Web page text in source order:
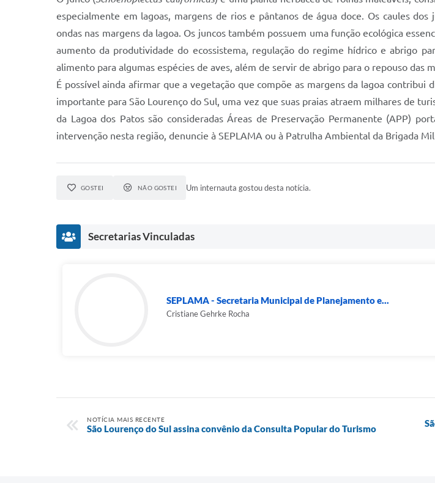
especialmente em lagoas, margens de rios e pântanos de água doce. Os caules
ondas nas margens da lagoa. Os juncos também possuem uma função ecológica
aumento da produtividade do ecossistema, regulação do regime hídrico e abrigo
alimento para algumas espécies de aves, além de servir de abrigo para o repouso das
É possível ainda afirmar que a vegetação que compõe as margens da lagoa
importante para São Lourenço do Sul, uma vez que suas praias atraem milhares de
da Lagoa dos Patos são consideradas Áreas de Preservação Permanente (APP)
intervenção nesta região, denuncie à SEPLAMA ou à Patrulha Ambiental da Brigada
GOSTEI NÃO GOSTEI Um internauta gostou desta notícia.
Secretarias Vinculadas
SEPLAMA - Secretaria Municipal de Planejamento e...
Cristiane Gehrke Rocha
NOTÍCIA MAIS RECENTE
São Lourenço do Sul assina convênio da Consulta Popular do Turismo